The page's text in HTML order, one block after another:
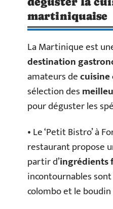
martiniquaise
La Martinique est
destination
amateurs de
sélection des
pour déguster les
• Le ‘Petit Bistro’ à
restaurant propose
partir d’ingrédients
incontournables
colombo et le